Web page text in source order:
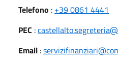
Telefono : +39 0861 4441
PEC :
Email :